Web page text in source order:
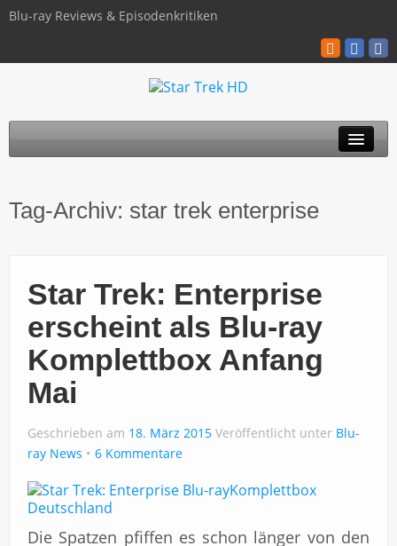
Blu-ray Reviews & Episodenkritiken
TNG
Kinofilme
Blu-ray / 4K
Über uns
Impressum
Tag-Archiv: star trek enterprise
Star Trek: Enterprise
erscheint als Blu-ray
Komplettbox Anfang
Mai
Geschrieben am 18. März 2015 Veröffentlicht unter Blu-
ray News
6 Kommentare
Die Spatzen pfiffen es schon länger von den